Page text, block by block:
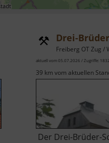
Drei-
Freiberg OT Zug /
aktuell vom 05.07.2026 / Zugriffe:
39 km vom aktuellen
Der Drei-Brüder-